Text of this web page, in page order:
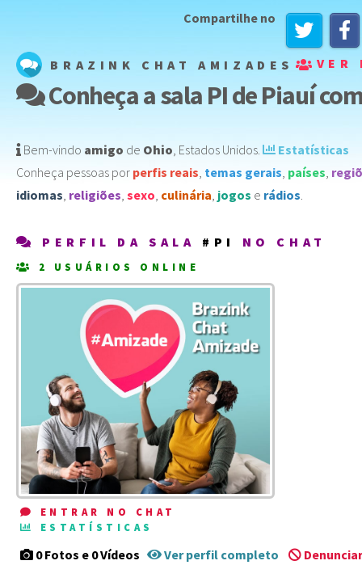
BRAZINK CHAT AMIZADES VER
Compartilhe no
Conheça a sala PI de Piauí
Bem-vindo amigo de Ohio Estados Unidos
Estatísticas
Conheça pessoas por perfis reais temas gerais países
idiomas religiões sexo culinária jogos e rádios
PERFIL DA SALA #PI NO CHAT
2 USUÁRIOS ONLINE
ENTRAR NO CHAT
ESTATÍSTICAS
0 Fotos e 0 Vídeos Ver perfil completo